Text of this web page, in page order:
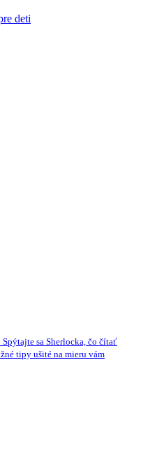
deti
Spýtajte sa Sherlocka, čo čítať
tipy ušité na mieru vám